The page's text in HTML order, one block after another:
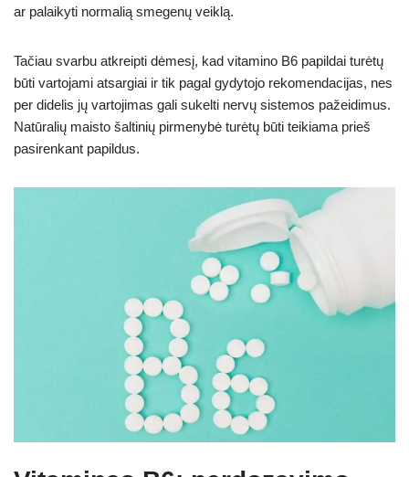
ar palaikyti normalią smegenų veiklą.
Tačiau svarbu atkreipti dėmesį, kad vitamino B6 papildai turėtų
būti vartojami atsargiai ir tik pagal gydytojo rekomendacijas, nes
per didelis jų vartojimas gali sukelti nervų sistemos pažeidimus.
Natūralių maisto šaltinių pirmenybė turėtų būti teikiama prieš
pasirenkant papildus.